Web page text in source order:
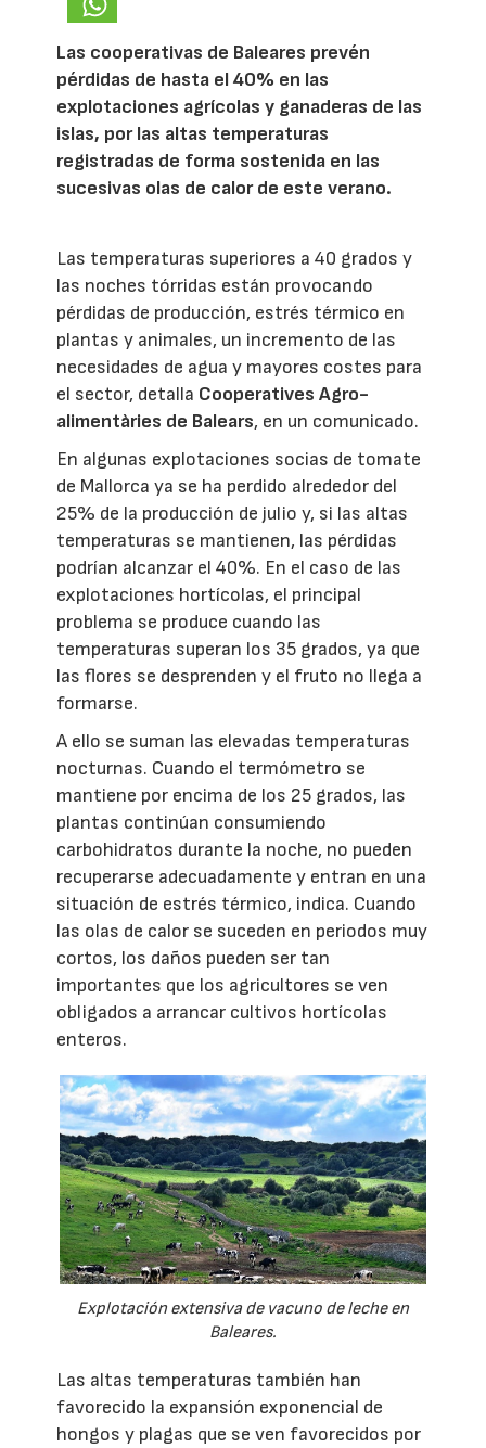
Las cooperativas de Baleares prevén
pérdidas de hasta el 40% en las
explotaciones agrícolas y ganaderas de las
islas, por las altas temperaturas
registradas de forma sostenida en las
sucesivas olas de calor de este verano.
Las temperaturas superiores a 40 grados y
las noches tórridas están provocando
pérdidas de producción, estrés térmico en
plantas y animales, un incremento de las
necesidades de agua y mayores costes para
el sector, detalla Cooperatives Agro-
alimentàries de Balears, en un comunicado.
En algunas explotaciones socias de tomate
de Mallorca ya se ha perdido alrededor del
25% de la producción de julio y, si las altas
temperaturas se mantienen, las pérdidas
podrían alcanzar el 40%. En el caso de las
explotaciones hortícolas, el principal
problema se produce cuando las
temperaturas superan los 35 grados, ya que
las flores se desprenden y el fruto no llega a
formarse.
A ello se suman las elevadas temperaturas
nocturnas. Cuando el termómetro se
mantiene por encima de los 25 grados, las
plantas continúan consumiendo
carbohidratos durante la noche, no pueden
recuperarse adecuadamente y entran en una
situación de estrés térmico, indica. Cuando
las olas de calor se suceden en periodos muy
cortos, los daños pueden ser tan
importantes que los agricultores se ven
obligados a arrancar cultivos hortícolas
enteros.
Explotación extensiva de vacuno de leche en
Baleares.
Las altas temperaturas también han
favorecido la expansión exponencial de
hongos y plagas que se ven favorecidos por